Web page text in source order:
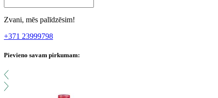
Zvani, mēs palīdzēsim!
+371 23999798
Pievieno savam pirkumam: